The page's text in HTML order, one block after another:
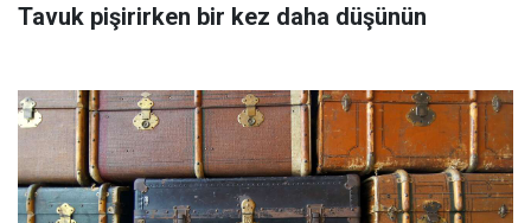
Tavuk pişirirken bir kez daha düşünün